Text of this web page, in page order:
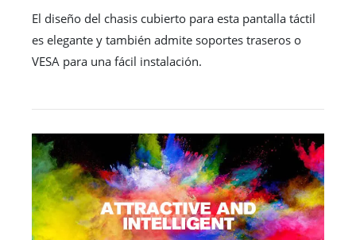
El diseño del chasis cubierto para esta pantalla táctil
es elegante y también admite soportes traseros o
VESA para una fácil instalación.